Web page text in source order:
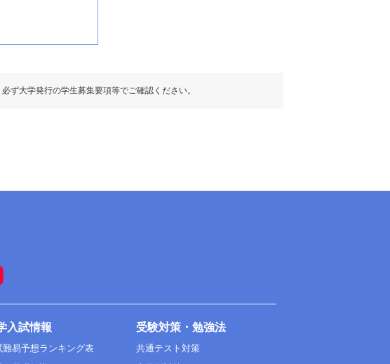
ず大学発行の学生募集要項等でご確認ください。
入試情報
難易予想ランキング表
受験対策・勉強法
共通テスト対策